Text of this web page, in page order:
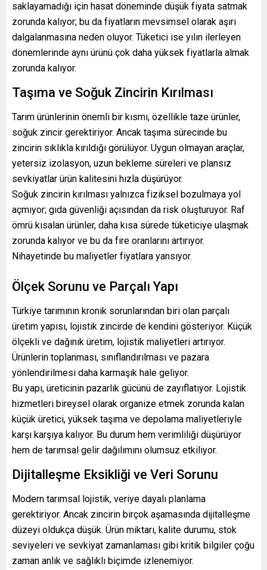
saklayamadığı için hasat döneminde düşük fiyata satmak
zorunda kalıyor; bu da fiyatların mevsimsel olarak aşırı
dalgalanmasına neden oluyor. Tüketici ise yılın ilerleyen
dönemlerinde aynı ürünü çok daha yüksek fiyatlarla almak
zorunda kalıyor.
Taşıma ve Soğuk Zincirin Kırılması
Tarım ürünlerinin önemli bir kısmı, özellikle taze ürünler,
soğuk zincir gerektiriyor. Ancak taşıma sürecinde bu
zincirin sıklıkla kırıldığı görülüyor. Uygun olmayan araçlar,
yetersiz izolasyon, uzun bekleme süreleri ve plansız
sevkiyatlar ürün kalitesini hızla düşürüyor.
Soğuk zincirin kırılması yalnızca fiziksel bozulmaya yol
açmıyor; gıda güvenliği açısından da risk oluşturuyor. Raf
ömrü kısalan ürünler, daha kısa sürede tüketiciye ulaşmak
zorunda kalıyor ve bu da fire oranlarını artırıyor.
Nihayetinde bu maliyetler fiyatlara yansıyor.
Ölçek Sorunu ve Parçalı Yapı
Türkiye tarımının kronik sorunlarından biri olan parçalı
üretim yapısı, lojistik zincirde de kendini gösteriyor. Küçük
ölçekli ve dağınık üretim, lojistik maliyetleri artırıyor.
Ürünlerin toplanması, sınıflandırılması ve pazara
yönlendirilmesi daha karmaşık hale geliyor.
Bu yapı, üreticinin pazarlık gücünü de zayıflatıyor. Lojistik
hizmetleri bireysel olarak organize etmek zorunda kalan
küçük üretici, yüksek taşıma ve depolama maliyetleriyle
karşı karşıya kalıyor. Bu durum hem verimliliği düşürüyor
hem de tarımsal gelir dağılımını olumsuz etkiliyor.
Dijitalleşme Eksikliği ve Veri Sorunu
Modern tarımsal lojistik, veriye dayalı planlama
gerektiriyor. Ancak zincirin birçok aşamasında dijitalleşme
düzeyi oldukça düşük. Ürün miktarı, kalite durumu, stok
seviyeleri ve sevkiyat zamanlaması gibi kritik bilgiler çoğu
zaman anlık ve sağlıklı biçimde izlenemiyor.